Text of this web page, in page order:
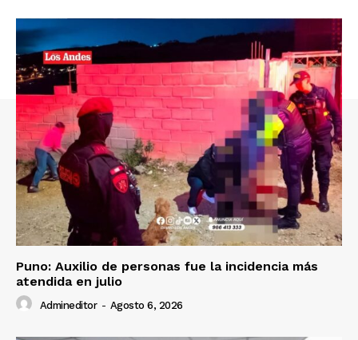
SUSCRIBETE
Diario los Andes
Nosotros
Contacto
Prensa
Puno: Auxilio de personas fue la incidencia más
atendida en julio
Admineditor - Agosto 6, 2026